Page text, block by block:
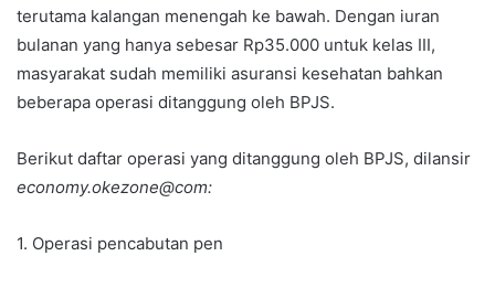
terutama kalangan menengah ke bawah. Dengan iuran
bulanan yang hanya sebesar Rp35.000 untuk kelas III,
masyarakat sudah memiliki asuransi kesehatan bahkan
beberapa operasi ditanggung oleh BPJS.
Berikut daftar operasi yang ditanggung oleh BPJS, dilansir
economy.okezone@com:
1. Operasi pencabutan pen